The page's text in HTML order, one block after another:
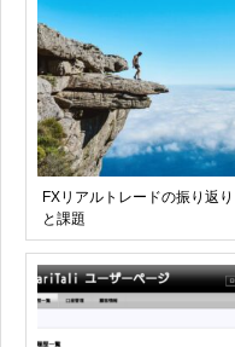
FXリアルトレードの振り返り
と課題